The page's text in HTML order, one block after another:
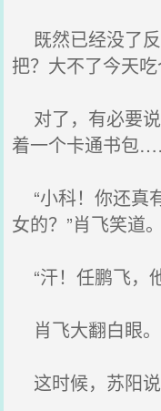
既然已经没了
把？大不了今天吃
对了，有必要
着一个卡通书包
“小科！你还真
女的？”肖飞笑道。
“汗！任鹏飞，
肖飞大翻白眼。
这时候，苏阳说